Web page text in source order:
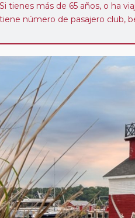
Si tienes más de 65 años, o ha
tiene número de pasajero club,